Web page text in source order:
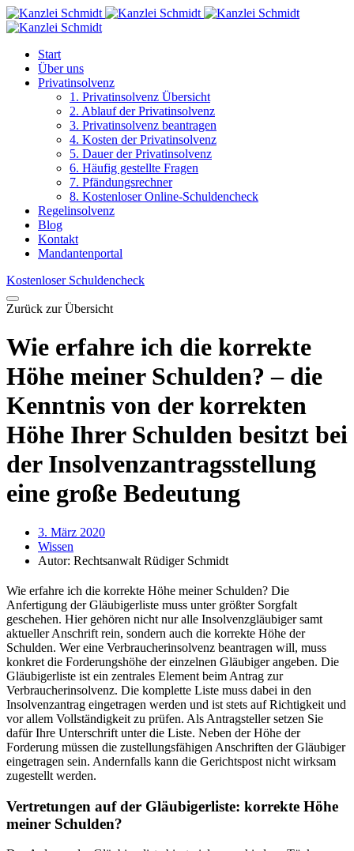
Start
Über uns
Privatinsolvenz
1. Privatinsolvenz Übersicht
2. Ablauf der Privatinsolvenz
3. Privatinsolvenz beantragen
4. Kosten der Privatinsolvenz
5. Dauer der Privatinsolvenz
6. Häufig gestellte Fragen
7. Pfändungsrechner
8. Kostenloser Online-Schuldencheck
Regelinsolvenz
Blog
Kontakt
Mandantenportal
Kostenloser Schuldencheck
Zurück zur Übersicht
Wie erfahre ich die korrekte
Höhe meiner Schulden? – die
Kenntnis von der korrekten
Höhe Ihrer Schulden besitzt bei
der Insolvenzantragsstellung
eine große Bedeutung
3. März 2020
Wissen
Autor: Rechtsanwalt Rüdiger Schmidt
Wie erfahre ich die korrekte Höhe meiner Schulden? Die
Anfertigung der Gläubigerliste muss unter größter Sorgfalt
geschehen. Hier gehören nicht nur alle Insolvenzgläubiger samt
aktueller Anschrift rein, sondern auch die korrekte Höhe der
Schulden. Wer eine Verbraucherinsolvenz beantragen will, muss
konkret die Forderungshöhe der einzelnen Gläubiger angeben. Die
Gläubigerliste ist ein zentrales Element beim Antrag zur
Verbraucherinsolvenz. Die komplette Liste muss dabei in den
Insolvenzantrag eingetragen werden und ist stets auf Richtigkeit und
vor allem Vollständigkeit zu prüfen. Als Antragsteller setzen Sie
dafür Ihre Unterschrift unter die Liste. Neben der Höhe der
Forderung müssen die zustellungsfähigen Anschriften der Gläubiger
eingetragen sein. Andernfalls kann die Gerichtspost nicht wirksam
zugestellt werden.
Vertretungen auf der Gläubigerliste: korrekte Höhe
meiner Schulden?